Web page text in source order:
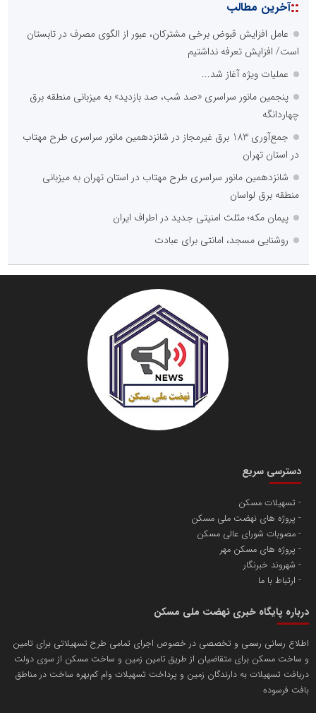
::آخرین مطالب
عامل افزایش قبوض برخی مشترکان، عبور از الگوی مصرف در تابستان
است/ افزایش تعرفه نداشتیم
عملیات ویژه آغاز شد...
پنجمین مانور سراسری «صد شب، صد بازدید» به میزبانی منطقه برق
چهاردانگه
جمع‌آوری 183 برق غیرمجاز در شانزدهمین مانور سراسری طرح مهتاب
در استان تهران
شانزدهمین مانور سراسری طرح مهتاب در استان تهران به میزبانی
منطقه برق لواسان
پیمان مکه؛ مثلث امنیتی جدید در اطراف ایران
روشنایی مسجد، امانتی برای عبادت
دسترسی سریع
تسهیلات مسکن
پروژه های نهضت ملی مسکن
مصوبات شورای عالی مسکن
پروژه های مسکن مهر
شهروند خبرنگار
ارتباط با ما
درباره پایگاه خبری نهضت ملی مسکن
اطلاع رسانی رسمی و تخصصی در خصوص اجرای تمامی طرح تسهیلاتی برای تامین
و ساخت مسکن برای متقاضیان از طریق تامین زمین و ساخت مسکن از سوی دولت
دریافت تسهیلات به دارندگان زمین و پرداخت تسهیلات وام کم‌بهره ساخت در مناطق
بافت فرسوده